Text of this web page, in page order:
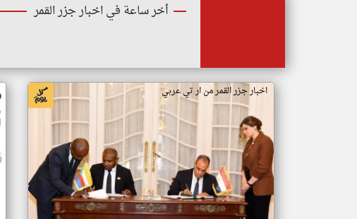
أخر ساعة في اخبار جزر القمر
اخبار جزر القمر من ار تي عربي